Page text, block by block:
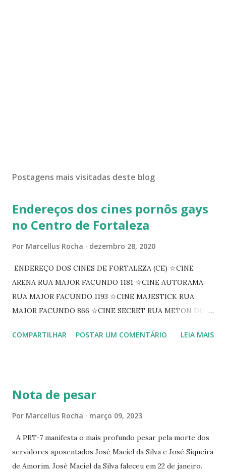
Postagens mais visitadas deste blog
Endereços dos cines pornôs gays
no Centro de Fortaleza
Por Marcellus Rocha dezembro 28, 2020
ENDEREÇO DOS CINES DE FORTALEZA (CE) ☆CINE
ARENA RUA MAJOR FACUNDO 1181 ☆CINE AUTORAMA
RUA MAJOR FACUNDO 1193 ☆CINE MAJESTICK RUA
MAJOR FACUNDO 866 ☆CINE SECRET RUA METON DE
PEIXOTO 1307 ☆CINE IRIS RUA FLORIANO PEIXOTO 1206
☆CINE VIP CLUBE RUA 24 DE MAIO 825 ☆CINE ECLIPSE
COMPARTILHAR POSTAR UM COMENTÁRIO LEIA MAIS
Nota de pesar
Por Marcellus Rocha março 09, 2023
A PRT-7 manifesta o mais profundo pesar pela morte dos
servidores aposentados José Maciel da Silva e José Siqueira
de Amorim. José Maciel da Silva faleceu em 22 de janeiro.